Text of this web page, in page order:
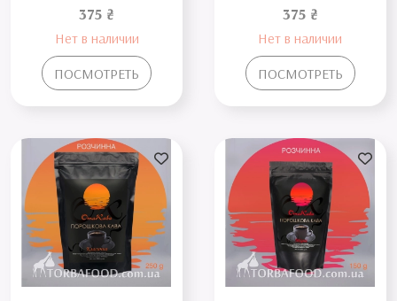
375 ₴
Нет в наличии
ПОСМОТРЕТЬ
375 ₴
Нет в наличии
ПОСМОТРЕТЬ